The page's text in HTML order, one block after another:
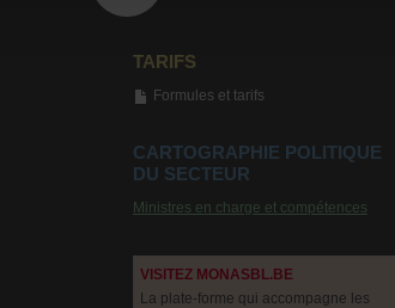
TARIFS
Formules et tarifs
CARTOGRAPHIE POLITIQUE
DU SECTEUR
Ministres en charge et compétences
VISITEZ MONASBL.BE
La plate-forme qui accompagne les